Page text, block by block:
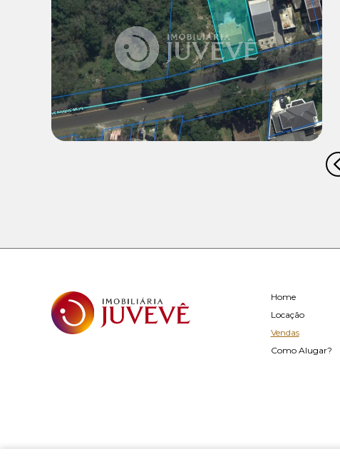
Venda:
R$ 520.000,00
Home
Locação
Vendas
Como Alugar?